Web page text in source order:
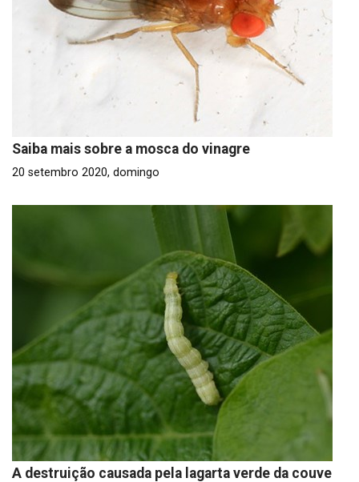
Saiba mais sobre a mosca do vinagre
20 setembro 2020, domingo
A destruição causada pela lagarta verde da couve